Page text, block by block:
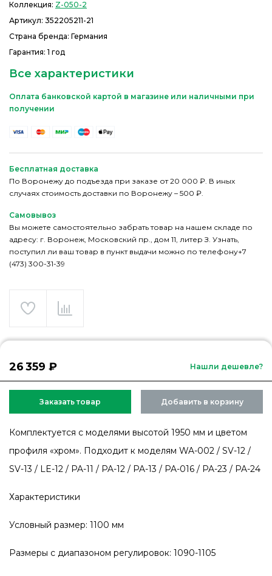
Коллекция: Z-050-2
Артикул: 352205211-21
Страна бренда: Германия
Гарантия: 1 год
Все характеристики
Оплата банковской картой в магазине или наличными при
получении
Бесплатная доставка
По Воронежу до подъезда при заказе от 20 000 ₽. В иных
случаях стоимость доставки по Воронежу – 500 ₽.
Самовывоз
Вы можете самостоятельно забрать товар на нашем складе по
адресу: г. Воронеж, Московский пр., дом 11, литер З. Узнать,
поступил ли ваш товар в пункт выдачи можно по телефону+7
(473) 300-31-39
26 359 ₽ Нашли дешевле?
Заказать товар Добавить в корзину
Комплектуется с моделями высотой 1950 мм и цветом
профиля «хром». Подходит к моделям WA-002 / SV-12 /
SV-13 / LE-12 / PA-11 / PA-12 / PA-13 / PA-016 / PA-23 / PA-24
Характеристики
Условный размер: 1100 мм
Размеры с диапазоном регулировок: 1090-1105